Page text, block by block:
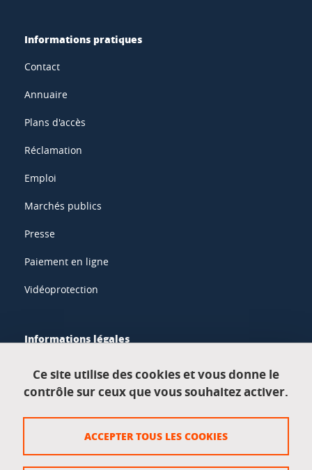
Informations pratiques
Contact
Annuaire
Plans d'accès
Réclamation
Emploi
Marchés publics
Presse
Paiement en ligne
Vidéoprotection
Informations légales
Données personnelles
Crédits
Ce site utilise des cookies et vous donne le
contrôle sur ceux que vous souhaitez activer.
ACCEPTER TOUS LES COOKIES